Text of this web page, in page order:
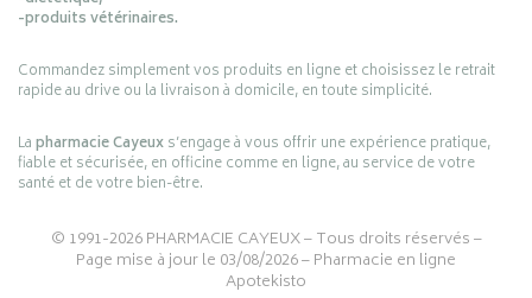
-produits vétérinaires.
Commandez simplement vos produits en ligne et choisissez le retrait
rapide au drive ou la livraison à domicile, en toute simplicité.
Lapharmacie Cayeuxs’engage à vous offrir une expérience pratique,
fiable et sécurisée, en officine comme en ligne, au service de votre
santé et de votre bien-être.
© 1991-2026PHARMACIE CAYEUX– Tous droits réservés –
Page mise à jour le 03/08/2026 –Pharmacie en ligne
Apotekisto